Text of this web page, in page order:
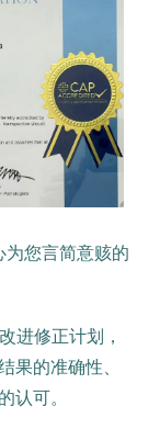
为您言简意赅的
进修正计划，
果的准确性、
认可。